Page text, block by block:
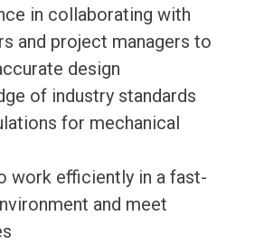
in collaborating with
and project managers to
design
of industry standards
for mechanical
work efficiently in a fast-
and meet